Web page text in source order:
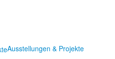
Ausstellungen & Projekte